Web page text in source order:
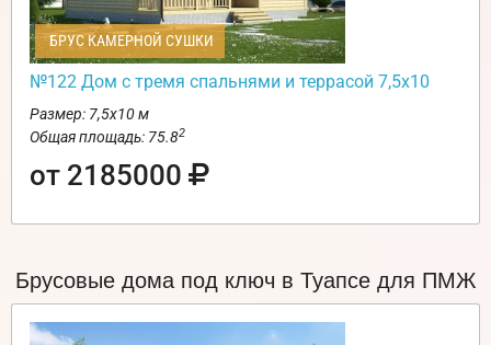
БРУС КАМЕРНОЙ СУШКИ
№122 Дом с тремя спальнями и террасой 7,5х10
Размер: 7,5х10 м
Общая площадь: 75.82
от 2185000
Брусовые дома под ключ в Туапсе для ПМЖ